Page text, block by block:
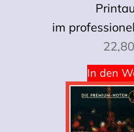
im
In den